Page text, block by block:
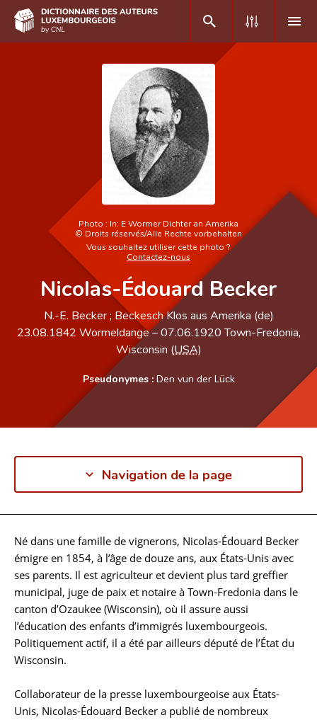
Recherche avancée
Foire aux questions
Équipe scientifique
Photo : In: E Wormer Dichter an Amerika
© Droits réservés/Alle Rechte vorbehalten
Vous souhaitez utiliser cette photo ?
Contactez-nous
Nicolas-Édouard Becker
N.-E. Becker ; Beckesch Klos aus Amerika (de)
23.08.1842 Wormeldange–07.06.1920Town-Fredonia,
Wisconsin (USA)
Pseudonymes : Den vun der Lück
Navigation de la page
Biographie
Né dans une famille de vignerons, Nicolas-Édouard Becker
émigre en 1854, à l’âge de douze ans, aux États-Unis avec
ses parents. Il est agriculteur et devient plus tard greffier
municipal, juge de paix et notaire à Town-Fredonia dans le
canton d’Ozaukee (Wisconsin), où il assure aussi
l’éducation des enfants d’immigrés luxembourgeois.
Politiquement actif, il a été par ailleurs député de l’État du
Wisconsin.
Collaborateur de la presse luxembourgeoise aux États-
Unis, Nicolas-Édouard Becker a publié de nombreux